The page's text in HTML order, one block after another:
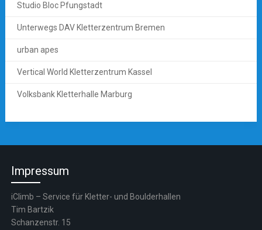
Studio Bloc Pfungstadt
Unterwegs DAV Kletterzentrum Bremen
urban apes
Vertical World Kletterzentrum Kassel
Volksbank Kletterhalle Marburg
Impressum
iClimb – Service für Kletter- und Boulderhallen
Tim Bartzik
Schanzenstr. 15